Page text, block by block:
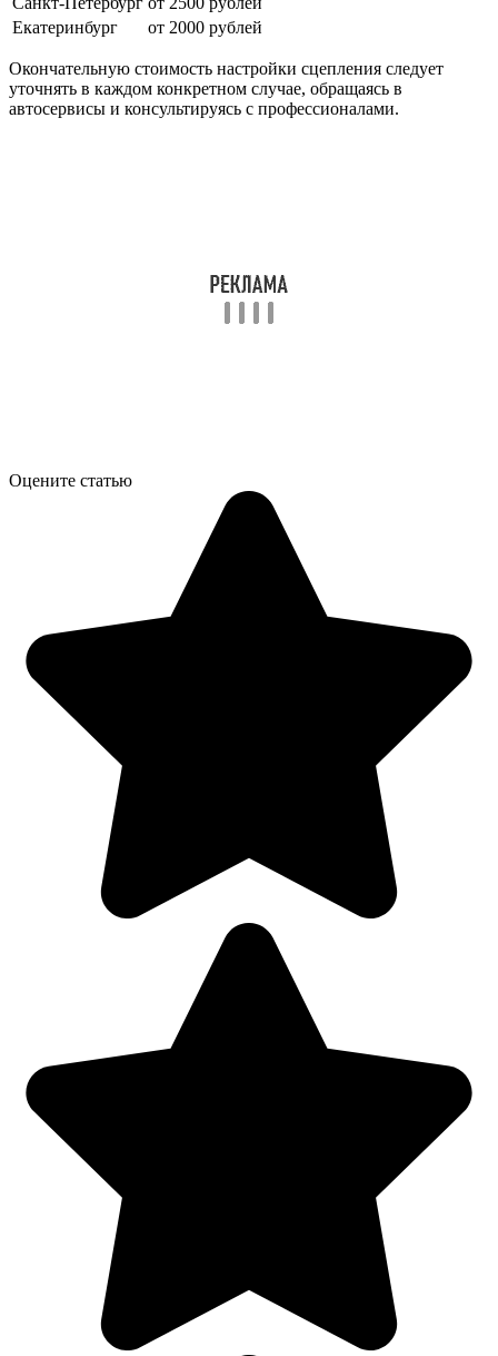
Екатеринбург
от 2000 рублей
Окончательную стоимость настройки сцепления следует
уточнять в каждом конкретном случае, обращаясь в
автосервисы и консультируясь с профессионалами.
Оцените статью